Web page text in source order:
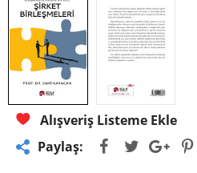
Alışveriş Listeme Ekle
Paylaş: